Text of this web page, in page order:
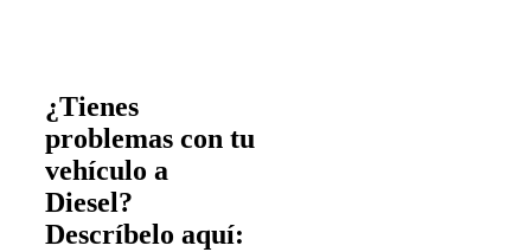
¿Tienes
problemas con tu
vehículo a
Diesel?
Descríbelo aquí: